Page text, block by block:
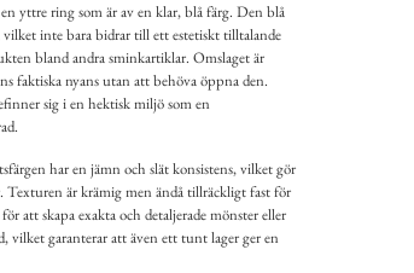
yttre ring som är av en klar, blå färg. Den blå
inte bara bidrar till ett estetiskt tilltalande
bland andra sminkartiklar. Omslaget är
faktiska nyans utan att behöva öppna den.
sig i en hektisk miljö som en
har en jämn och slät konsistens, vilket gör
Texturen är krämig men ändå tillräckligt fast för
att skapa exakta och detaljerade mönster eller
vilket garanterar att även ett tunt lager ger en